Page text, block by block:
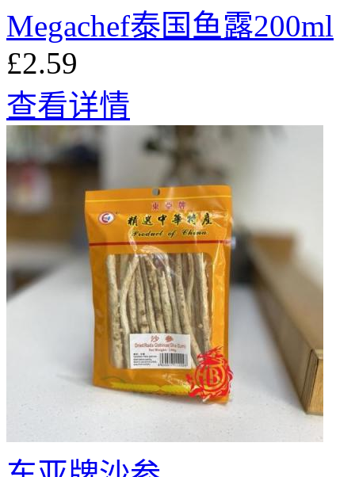
Megachef泰国鱼露200ml
£2.59
查看详情